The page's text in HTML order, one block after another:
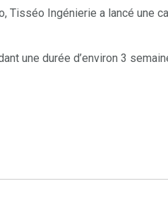
Tisséo Ingénierie a lancé une
une durée d’environ 3